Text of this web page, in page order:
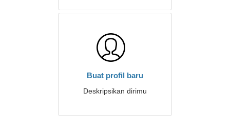
Buat profil baru
Deskripsikan dirimu